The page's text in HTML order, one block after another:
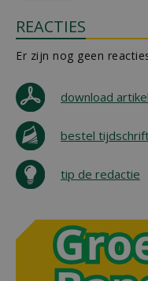
REACTIES
Er zijn nog geen
download artikel
bestel
tip de redactie